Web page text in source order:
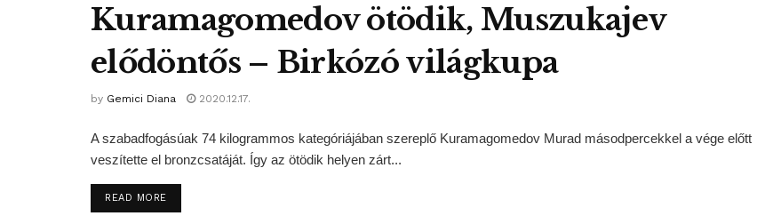
Kuramagomedov ötödik, Muszukajev
elődöntős – Birkózó világkupa
by Gemici Diana 2020.12.17.
A szabadfogásúak 74 kilogrammos kategóriájában szereplő Kuramagomedov Murad másodpercekkel a vége előtt
veszítette el bronzcsatáját. Így az ötödik helyen zárt...
READ MOREDETAILS